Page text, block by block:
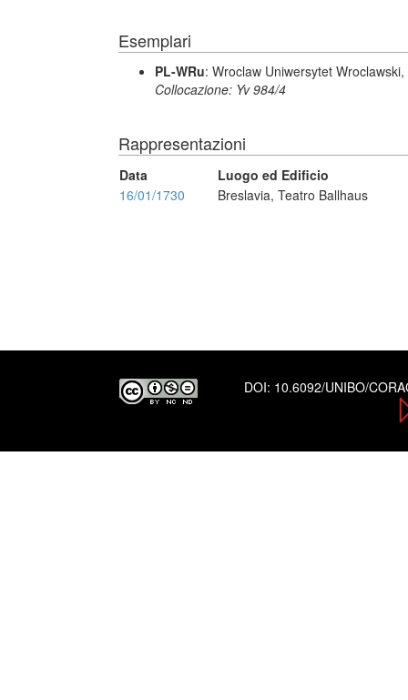
Esemplari
PL-WRu: Wroclaw Uniwersytet
Collocazione: Yv 984/4
Rappresentazioni
Data
Luogo ed Edificio
16/01/1730
Breslavia, Teatro Ballhaus
DOI: 10.6092/UNIBO/